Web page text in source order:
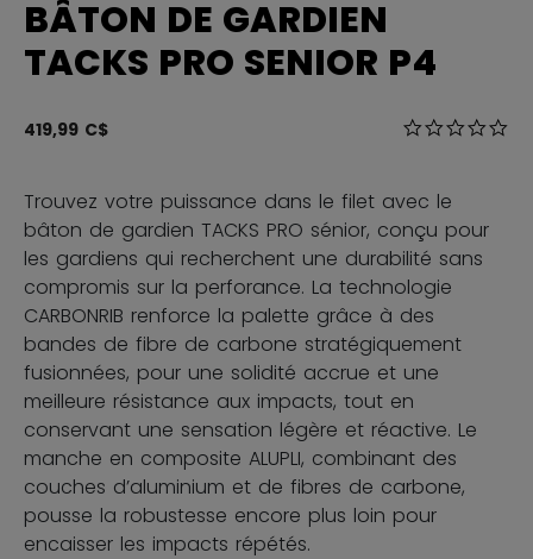
BÂTON DE GARDIEN
TACKS PRO SENIOR P4
419,99 C$ 5 sur 5
Trouvez votre puissance dans le filet avec le
bâton de gardien TACKS PRO sénior, conçu pour
les gardiens qui recherchent une durabilité sans
compromis sur la perforance. La technologie
CARBONRIB renforce la palette grâce à des
bandes de fibre de carbone stratégiquement
fusionnées, pour une solidité accrue et une
meilleure résistance aux impacts, tout en
conservant une sensation légère et réactive. Le
manche en composite ALUPLI, combinant des
couches d’aluminium et de fibres de carbone,
pousse la robustesse encore plus loin pour
encaisser les impacts répétés.